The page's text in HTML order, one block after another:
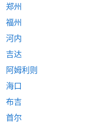
郑州
福州
河内
吉达
阿姆利则
海口
布吉
首尔